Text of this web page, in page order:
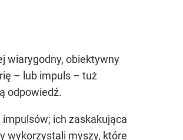
wiarygodny, obiektywny
– lub impuls – tuż
odpowiedź.
ich zaskakująca
wykorzystali myszy, które